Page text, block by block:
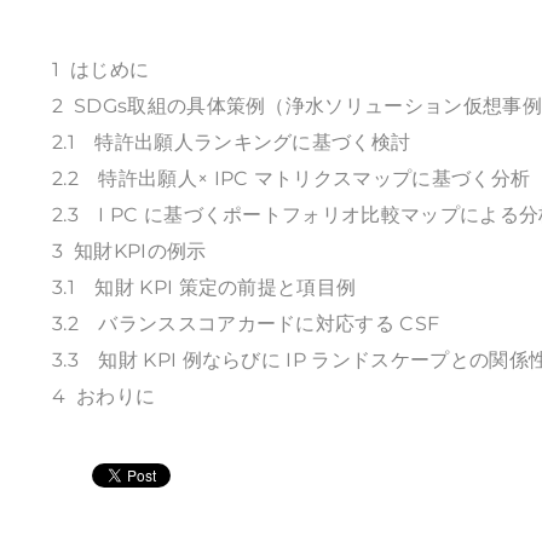
1 はじめに
2 SDGs取組の具体策例（浄水ソリューション仮想事例
2.1 特許出願人ランキングに基づく検討
2.2 特許出願人× IPC マトリクスマップに基づく分析
2.3 I PC に基づくポートフォリオ比較マップによる分
3 知財KPIの例示
3.1 知財 KPI 策定の前提と項目例
3.2 バランススコアカードに対応する CSF
3.3 知財 KPI 例ならびに IP ランドスケープとの関係
4 おわりに